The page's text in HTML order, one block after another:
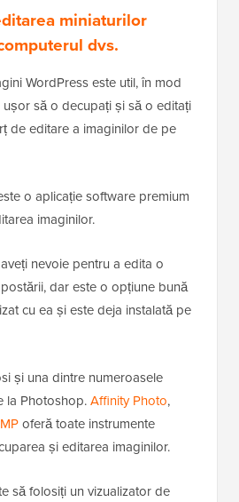
miniaturilor
dvs.
WordPress este util, în mod
să o decupați și să o editați
de editare a imaginilor de pe
o aplicație software premium
imaginilor.
nevoie pentru a edita o
dar este o opțiune bună
cu ea și este deja instalată pe
și una dintre numeroasele
la Photoshop.Affinity Photo,
oferă toate instrumente
și editarea imaginilor.
să folosiți un vizualizator de